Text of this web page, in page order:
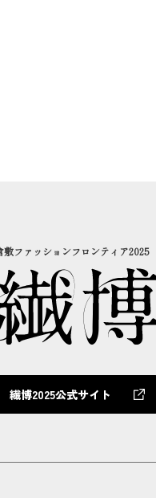
敷ファッションフロンティア2025
繊博2025公式サイト